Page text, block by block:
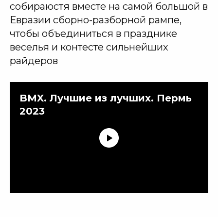
собираюстя вместе на самой большой в
Евразии сборно-разборной рампе,
чтобы объединиться в празднике
веселья и контесте сильнейших
райдеров
BMX. Лучшие из лучших. Пермь
2023